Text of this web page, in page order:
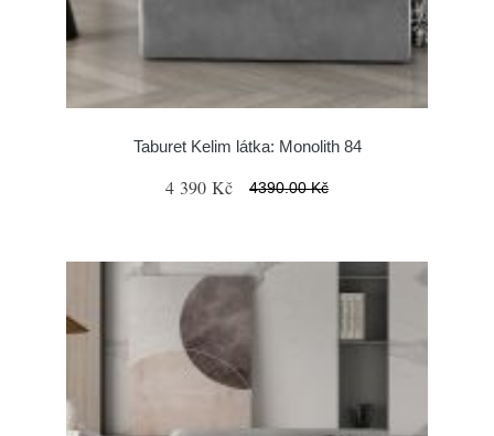
Taburet Kelim látka: Monolith 84
4 390 Kč 4390.00 Kč